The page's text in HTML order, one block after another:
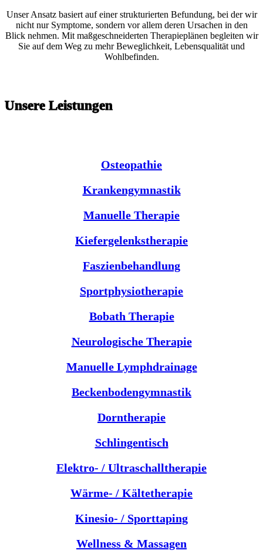
Unser Ansatz basiert auf einer strukturierten Befundung, bei der wir
nicht nur Symptome, sondern vor allem deren Ursachen in den
Blick nehmen. Mit maßgeschneiderten Therapieplänen begleiten wir
Sie auf dem Weg zu mehr Beweglichkeit, Lebensqualität und
Wohlbefinden.
Unsere Leistungen
Osteopathie
Krankengymnastik
Manuelle Therapie
Kiefergelenkstherapie
Faszienbehandlung
Sportphysiotherapie
Bobath Therapie
Neurologische Therapie
Manuelle Lymphdrainage
Beckenbodengymnastik
Dorntherapie
Schlingentisch
Elektro- / Ultraschalltherapie
Wärme- / Kältetherapie
Kinesio- / Sporttaping
Wellness & Massagen